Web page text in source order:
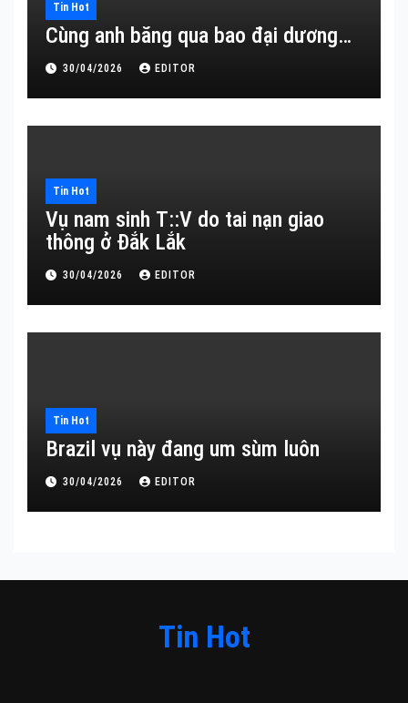
Tin Hot
Cùng anh băng qua bao đại dương…
30/04/2026 EDITOR
Tin Hot
Vụ nam sinh T::V do tai nạn giao
thông ở Đắk Lắk
30/04/2026 EDITOR
Tin Hot
Brazil vụ này đang um sùm luôn
30/04/2026 EDITOR
Tin Hot